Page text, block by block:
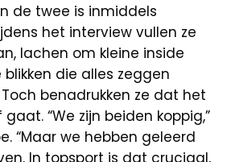
de twee is inmiddels
het interview vullen ze
lachen om kleine inside
blikken die alles zeggen
benadrukken ze dat het
“We zijn beiden koppig,”
“Maar we hebben geleerd
In topsport is dat cruciaal,